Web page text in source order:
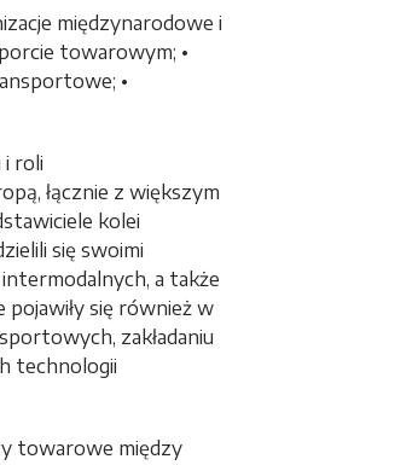
międzynarodowe i
towarowym; •
•
roli
łącznie z większym
kolei
się swoimi
a także
się również w
zakładaniu
technologii
towarowe między